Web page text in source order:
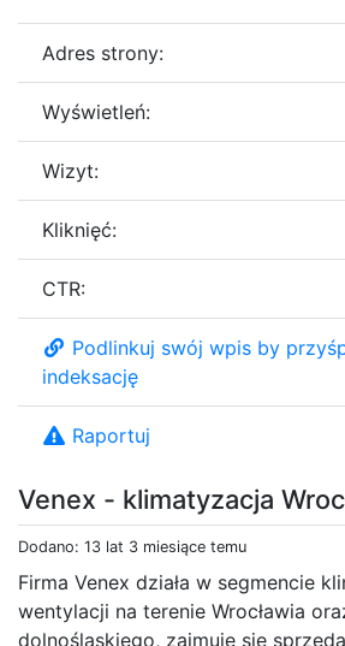
Venex - klimatyzacja
Dodano: 13 lat 3 miesiące temu
Firma Venex działa w segmencie
wentylacji na terenie Wrocławia
dolnośląskiego, zajmuje się
Adres strony:
Wyświetleń:
Wizyt:
Kliknięć:
CTR:
Podlinkuj swój wpis by
indeksację
Raportuj